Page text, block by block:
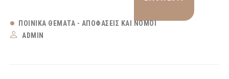
ΠΟΙΝΙΚΆ ΘΈΜΑΤΑ - ΑΠΟΦΆΣΕΙΣ ΚΑΙ ΝΌΜΟΙ
ADMIN